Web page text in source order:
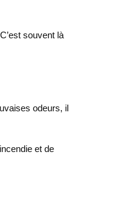
souvent là
odeurs, il
et de